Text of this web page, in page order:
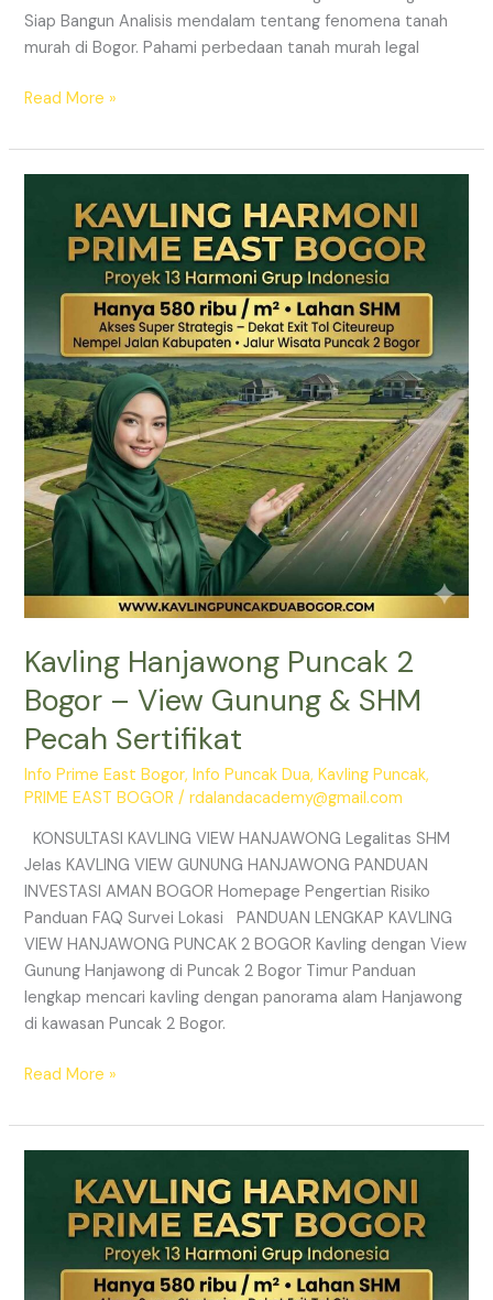
Siap Bangun Analisis mendalam tentang fenomena tanah
murah di Bogor. Pahami perbedaan tanah murah legal
Read More »
Kavling Hanjawong Puncak 2
Bogor – View Gunung & SHM
Pecah Sertifikat
Info Prime East Bogor,Info Puncak Dua,Kavling Puncak,
PRIME EAST BOGOR /rdalandacademy@gmail.com
KONSULTASI KAVLING VIEW HANJAWONG Legalitas SHM
Jelas KAVLING VIEW GUNUNG HANJAWONG PANDUAN
INVESTASI AMAN BOGOR Homepage Pengertian Risiko
Panduan FAQ Survei Lokasi PANDUAN LENGKAP KAVLING
VIEW HANJAWONG PUNCAK 2 BOGOR Kavling dengan View
Gunung Hanjawong di Puncak 2 Bogor Timur Panduan
lengkap mencari kavling dengan panorama alam Hanjawong
di kawasan Puncak 2 Bogor.
Hanjawong
Puncak
Bogor
Gunung
&
SHM
Pecah
Sertifikat
Read More »
Puncak